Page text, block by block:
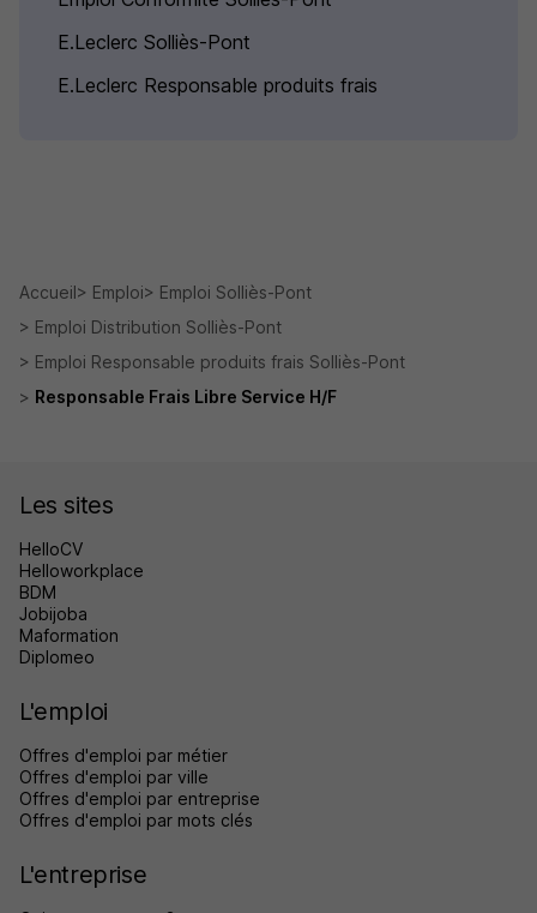
E.Leclerc Solliès-Pont
E.Leclerc Responsable produits frais
Accueil Emploi
Emploi Solliès-Pont
Emploi Distribution Solliès-Pont
Emploi Responsable produits frais Solliès-Pont
Responsable Frais Libre Service H/F
Les sites
HelloCV
Helloworkplace
BDM
Jobijoba
Maformation
Diplomeo
L'emploi
Offres d'emploi par métier
Offres d'emploi par ville
Offres d'emploi par entreprise
Offres d'emploi par mots clés
L'entreprise